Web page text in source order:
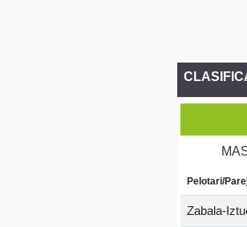
Pelotari/
Zabala-